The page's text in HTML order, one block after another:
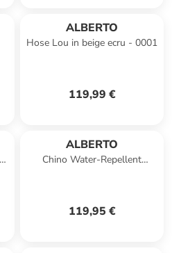
ALBERTO
Hose Lou in beige ecru - 0001
119,99 €
ALBERTO
Chino Water-Repellent
119,95 €